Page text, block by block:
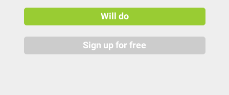
Will do
Sign up for free